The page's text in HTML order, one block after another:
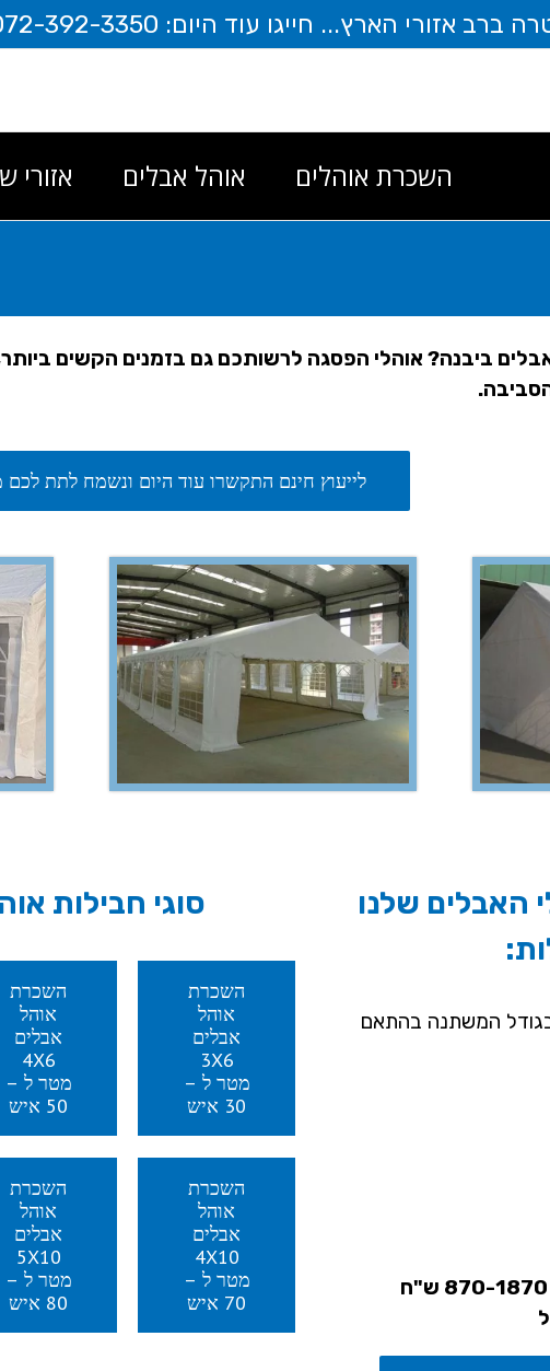
אזורי הארץ... חייגו עוד היום: 072-392-3350
השכרת אוהלים אוהל אבלים אזורי
ביבנה? אוהלי הפסגה לרשותכם גם בזמנים הקשים
לייעוץ חינם התקשרו עוד היום ונשמח לתת לכם מענה
האבלים שלנו
בגודל המשתנה בהתאם
מחירי החבילות נעים בין 870-1870 ש"ח
סוגי חבילות
השכרת
אוהל
אבלים
3X6
מטר ל –
30 איש
השכרת
אוהל
אבלים
4X6
מטר ל –
50 איש
השכרת
אוהל
אבלים
4X10
מטר ל –
70 איש
השכרת
אוהל
אבלים
5X10
מטר ל –
80 איש